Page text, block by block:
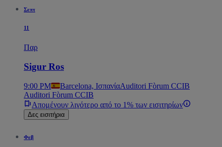
Σεπτ
11
Παρ
Sigur Ros
9:00 PM Barcelona, ΙσπανίαAuditori Fòrum CCIB
Auditori Fòrum CCIB
Απομένουν λιγότερο από το 1% των εισιτηρίων
Δες εισιτήρια
Φεβ